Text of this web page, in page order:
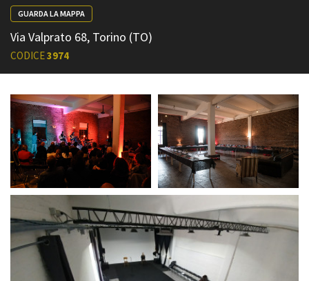
ABOUT
Chi siamo
Contatti
La sede
Partner
Rete regionale
Bilancio sociale
Amministrazione
trasparente
Bandi e gare
Sostenibilità ambientale
SERVIZI
Servizi generali
Production Days
Avenue Cove - Erasmus +
Guarda che storia!
La Grazia - Immagini e
location della Torino di Paolo
Sorrentino
Open Day
Ciak in TOur!
FESTIVAL, MARKETS,
AWARDS
International Film Festival
Rotterdam
GUARDA LA MAPPA
Via Valprato 68, Torino (TO)
CODICE3974